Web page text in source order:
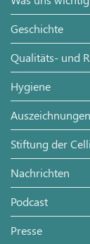
Geschichte
Qualitäts- und
Hygiene
Auszeichnungen
Stiftung der
Nachrichten
Podcast
Presse